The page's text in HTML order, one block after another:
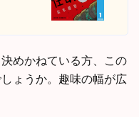
めかねている方、この
ょうか。趣味の幅が広